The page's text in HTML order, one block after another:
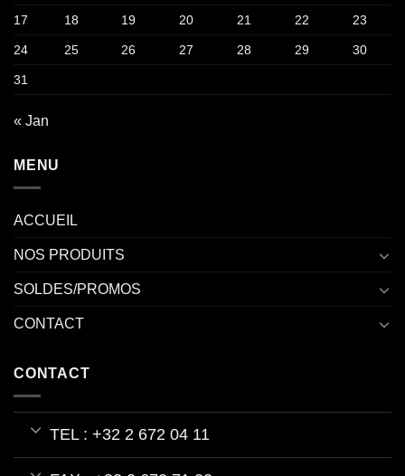
17 18 19 20 21 22 23
24 25 26 27 28 29 30
31
« Jan
MENU
ACCUEIL
NOS PRODUITS
SOLDES/PROMOS
CONTACT
CONTACT
TEL : +32 2 672 04 11